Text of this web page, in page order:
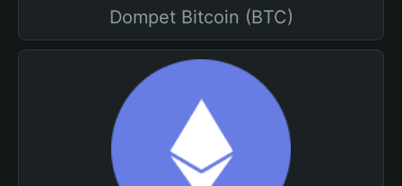
Dompet Bitcoin (BTC)